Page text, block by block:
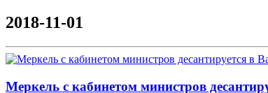
2018-11-01
Меркель с кабинетом министров